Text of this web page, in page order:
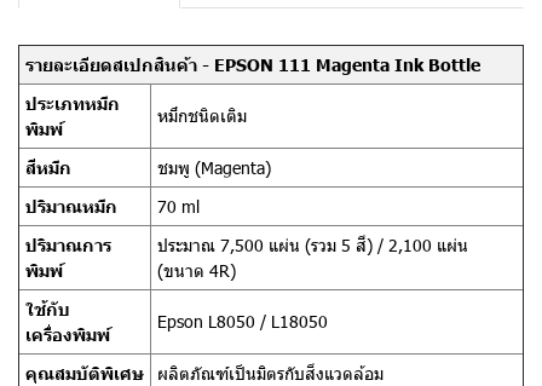
รายละเอียดสเปกสินค้า - EPSON 111 Magenta Ink Bottle
ประเภทหมึก
พิมพ์
หมึกชนิดเติม
สีหมึก ชมพู (Magenta)
ปริมาณหมึก 70 ml
ปริมาณการ
พิมพ์
ประมาณ 7,500 แผ่น (รวม 5 สี) / 2,100 แผ่น
(ขนาด 4R)
ใช้กับ
เครื่องพิมพ์
Epson L8050 / L18050
คุณสมบัติพิเศษ ผลิตภัณฑ์เป็นมิตรกับสิ่งแวดล้อม